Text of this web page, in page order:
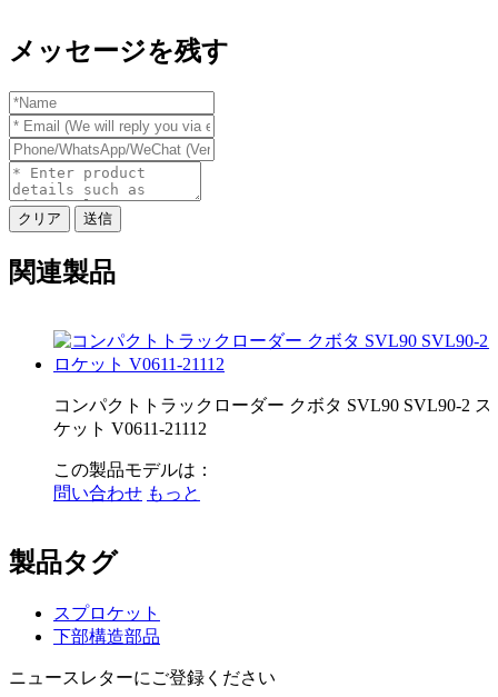
メッセージを残す
クリア 送信
関連製品
コンパクトトラックローダー クボタ SVL90 SVL90-2 ス
ケット V0611-21112
この製品モデルは：
問い合わせ もっと
製品タグ
スプロケット
下部構造部品
ニュースレターにご登録ください